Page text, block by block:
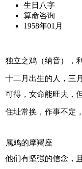
生日八字
算命咨询
1958年01月
独立之鸡（纳音），
十二月出生的人，三
可得，女命能旺夫，
住址常换，作事不定
属鸡的摩羯座
他们有坚强的信念，